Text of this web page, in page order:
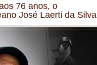
76 anos, o
José Laerti da Silva